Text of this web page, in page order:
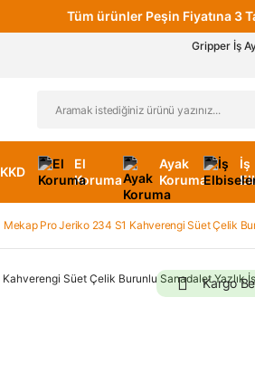
Tüm ürünler Peşin Fiyatına 3
Gripper İş
KKD
El
Koruma
Ayak
Koruma
İş
Mekap Pro Jeriko 234 S1 Kahverengi Süet Çelik
Kargo